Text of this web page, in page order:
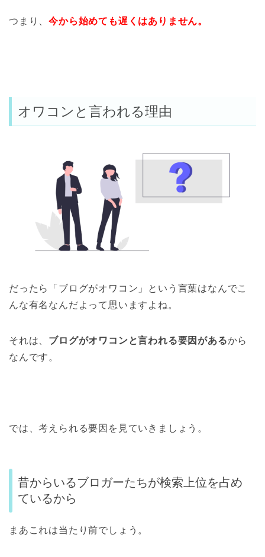
つまり、今から始めても遅くはありません。
オワコンと言われる理由
だったら「ブログがオワコン」という言葉はなんでこ
んな有名なんだよって思いますよね。
それは、 ブログがオワコンと言われる要因があるから
なんです。
では、考えられる要因を見ていきましょう。
昔からいるブロガーたちが検索上位を占め
ているから
まあこれは当たり前でしょう。